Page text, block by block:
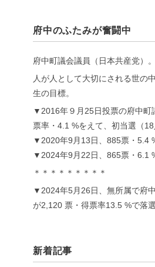
府中のふたみが奮闘中
府中町議会議員（日本共産党）。
人が人として大切にされる世の
生の目標。
▼2016年９月25日投票の府中町
票率・4.1 %をえて、初当選（18
▼2020年9月13日、885票・5.4
▼2024年9月22日、865票・6.1
＊＊＊＊＊＊＊＊＊
▼2024年5月26日、無所属で府
が2,120 票・得票率13.5 %で落
新着記事